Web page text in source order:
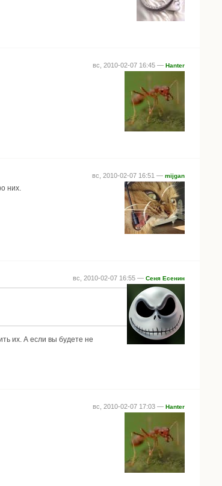
вс, 2010-02-07 16:45 — Hanter
вс, 2010-02-07 16:51 — mijgan
них.
вс, 2010-02-07 16:55 — Ceня Есенин
их. А если вы будете не
вс, 2010-02-07 17:03 — Hanter